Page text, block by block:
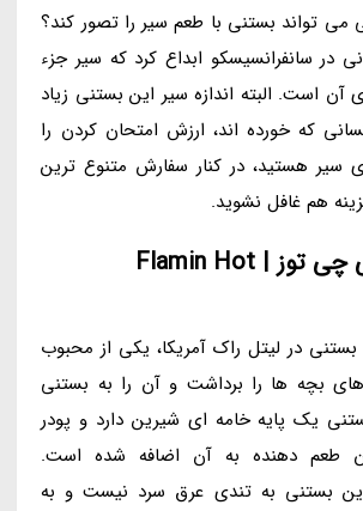
می تواند بستنی با طعم سیر را تصور کند؟
در سانفرانسیسکو ابداع کرد که سیر جزء
آن است. البته اندازه سیر این بستنی زیاد
که خورده اند، ارزش امتحان کردن را
سیر هستید، در کنار سفارش متنوع ترین
هم غافل نشوید.
8. بستنی رولی چی توز | Flamin Hot
در لیتل راک آمریکا، یکی از محبوب
بچه ها را برداشت و آن را به بستنی
یک پایه خامه ای شیرین دارد و پودر
طعم دهنده به آن اضافه شده است.
بستنی به تندی عرق سرد نیست و به